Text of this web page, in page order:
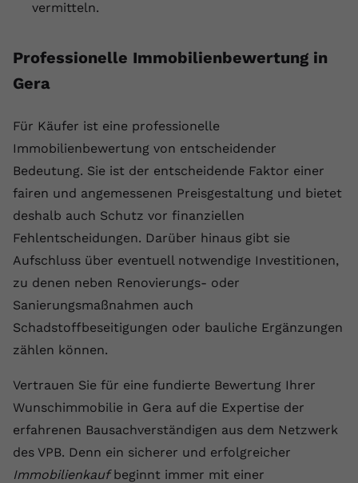
vermitteln.
Professionelle Immobilienbewertung in
Gera
Für Käufer ist eine professionelle
Immobilienbewertung von entscheidender
Bedeutung. Sie ist der entscheidende Faktor einer
fairen und angemessenen Preisgestaltung und bietet
deshalb auch Schutz vor finanziellen
Fehlentscheidungen. Darüber hinaus gibt sie
Aufschluss über eventuell notwendige Investitionen,
zu denen neben Renovierungs- oder
Sanierungsmaßnahmen auch
Schadstoffbeseitigungen oder bauliche Ergänzungen
zählen können.
Vertrauen Sie für eine fundierte Bewertung Ihrer
Wunschimmobilie in Gera auf die Expertise der
erfahrenen Bausachverständigen aus dem Netzwerk
des VPB. Denn ein sicherer und erfolgreicher
Immobilienkaufbeginnt immer mit einer
gesehen hat.
Anbieter Youtube.com
Zweck
YouTube setzt diesen Cookie, um die
Videopräferenzen des Nutzers zu
speichern, der eingebettete YouTube-